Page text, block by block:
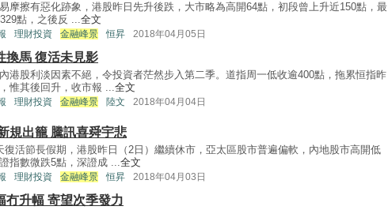
摩擦有惡化跡象，港股昨日先升後跌，大市略為高開64點，初段曾上升近150點，最
點，之後反 ...全文
理財投資 金融峰景 恒昇 2018年04月05日
換馬 復活未見影
港股利淡因素不絕，令投資者茫然步入第二季。道指周一低收逾400點，拖累恒指昨
惟其後回升，收市報 ...全文
理財投資 金融峰景 陸文 2018年04月04日
規出籠 騰訊喜舜宇悲
復活節長假期，港股昨日（2日）繼續休市，亞太區股市普遍偏軟，內地股市高開低
指數微跌5點，深證成 ... 全文
理財投資 金融峰景 恒昇 2018年04月03日
冇升幅 寄望次季發力